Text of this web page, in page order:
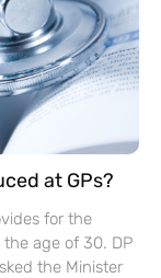
at GPs?
for the
age of 30. DP
the Minister